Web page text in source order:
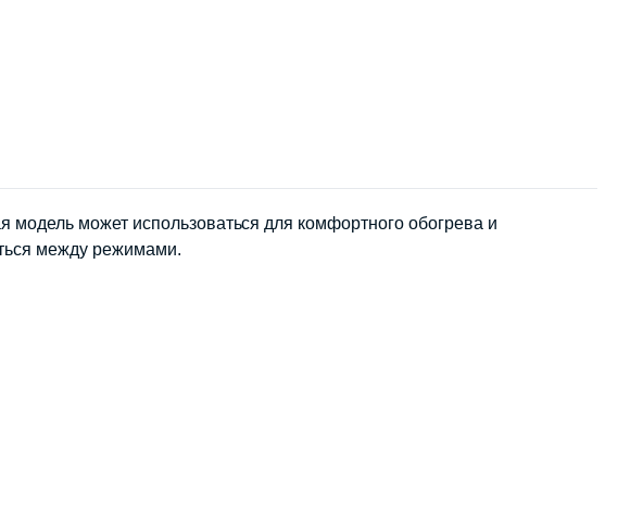
модель может использоваться для комфортного обогрева и
между режимами.